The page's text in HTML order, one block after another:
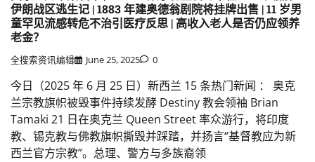
伊朗战区逃生记 | 1883 年建奥德翁剧院将挂牌出售 | 11 岁男
童罕见流感转危不治引医疗反思 | 高收入老人是否仍应领养
老金？
全搜索资讯编辑 June 25, 2025 0
今日（2025 年 6 月 25 日）新西兰 15 条热门新闻 ： 奥克
兰宗教旗帜被毁事件持续发酵 Destiny 教会领袖 Brian
Tamaki 21 日在奥克兰 Queen Street 率众游行，将印度
教、锡克教与佛教旗帜撕毁并踩踏，并扬言“基督教应为新
西兰官方宗教”。总理、警方与多族裔领